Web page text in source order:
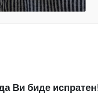
Ви биде